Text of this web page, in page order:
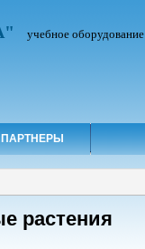
учебное оборудование
растения